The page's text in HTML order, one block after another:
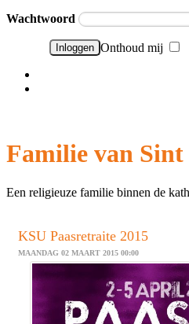
Wachtwoord
Onthoud mij
Familie van Sint
Een religieuze familie binnen de
KSU Paasretraite 2015
MAANDAG 02 MAART 2015 00:00